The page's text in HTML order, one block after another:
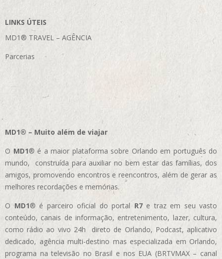
LINKS ÚTEIS
MD1® TRAVEL – AGÊNCIA
Parcerias
MD1® – Muito além de viajar
O MD1® é a maior plataforma sobre Orlando em português do
mundo, construída para auxiliar no bem estar das famílias, dos
amigos, promovendo encontros e reencontros, além de gerar as
melhores recordações e memórias.
OMD1® é parceiro oficial do portal R7e traz em seu vasto
conteúdo, canais de informação, entretenimento, lazer, cultura,
como rádio ao vivo 24h direto de Orlando, Podcast, aplicativo
dedicado, agência multi-destino mas especializada em Orlando,
programa na televisão no Brasil e nos EUA (BRTVMAX – canal